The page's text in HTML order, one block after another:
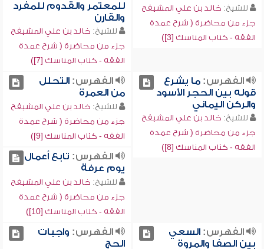
للشيخ: خالد بن علي المشيقح
جزء من محاضرة ( شرح عمدة
الفقه - كتاب المناسك [3])
للمعتمر والقدوم للمفرد
والقارن
للشيخ: خالد بن علي المشيقح
جزء من محاضرة ( شرح عمدة
الفقه - كتاب المناسك [7])
الفهرس:ما يشرع
قوله بين الحجر الأسود
والركن اليماني
للشيخ: خالد بن علي المشيقح
جزء من محاضرة ( شرح عمدة
الفقه - كتاب المناسك [8])
الفهرس:التحلل
من العمرة
للشيخ: خالد بن علي المشيقح
جزء من محاضرة ( شرح عمدة
الفقه - كتاب المناسك [9])
الفهرس: تابع أعمال
يوم عرفة
للشيخ: خالد بن علي المشيقح
جزء من محاضرة ( شرح عمدة
الفقه - كتاب المناسك [10])
الفهرس:السعي
بين الصفا والمروة
الفهرس: واجبات
الحج